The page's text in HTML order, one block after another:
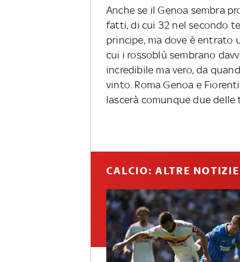
Anche se il Genoa sembra
fatti, di cui 32 nel secondo
principe, ma dove è entrato
cui i rossoblù sembrano
incredibile ma vero, da
vinto. Roma Genoa e
lascerà comunque due delle
CALCIO: ALTRE NOTIZIE